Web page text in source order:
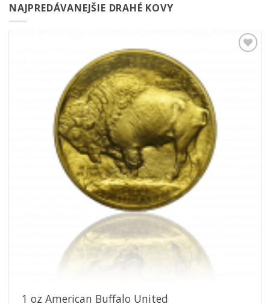
NAJPREDÁVANEJŠIE DRAHÉ KOVY
1 oz American Buffalo United